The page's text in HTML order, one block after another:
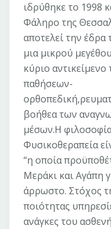
ιδρύθηκε το 1998
Φάληρο της
αποτελεί την έδρα
μια μικρού
κύριο
παθήσεων-
βοήθεα των
μέσων.Η φιλοσοφία
Φυσικοθεραπεία
“η οποία
Μεράκι και Αγάπη
άρρωστο. Στόχος
ποιότητας
ανάγκες του